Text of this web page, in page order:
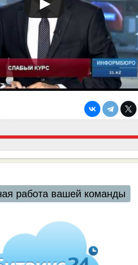
ресторанов и кафе